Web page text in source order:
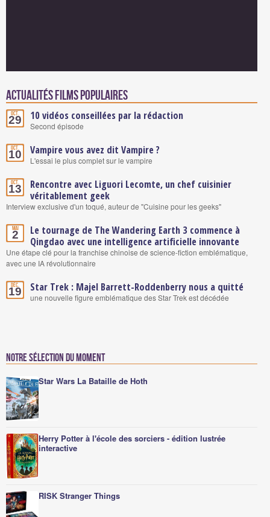
Actualités Films populaires
Oct.
29 10 vidéos conseillées par la rédaction
Second épisode
Oct.
10 Vampire vous avez dit Vampire ?
L'essai le plus complet sur le vampire
Oct.
13
Rencontre avec Liguori Lecomte, un chef cuisinier
véritablement geek
Interview exclusive d'un toqué, auteur de "Cuisine pour les geeks"
Mai
2
Le tournage de The Wandering Earth 3 commence à
Qingdao avec une intelligence artificielle innovante
Une étape clé pour la franchise chinoise de science-fiction emblématique,
avec une IA révolutionnaire
Déc.
19 Star Trek : Majel Barrett-Roddenberry nous a quitté
une nouvelle figure emblématique des Star Trek est décédée
Notre sélection du moment
Star Wars La Bataille de Hoth
Herry Potter à l'école des sorciers - édition lustrée
interactive
RISK Stranger Things